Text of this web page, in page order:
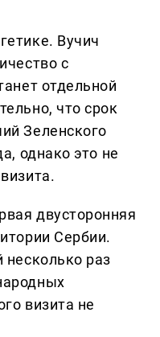
Вучич
с
отдельной
что срок
Зеленского
однако это не
двусторонняя
Сербии.
несколько раз
визита не